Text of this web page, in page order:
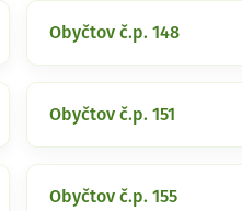
Obyčtov č.p. 148
Obyčtov č.p. 151
Obyčtov č.p. 155